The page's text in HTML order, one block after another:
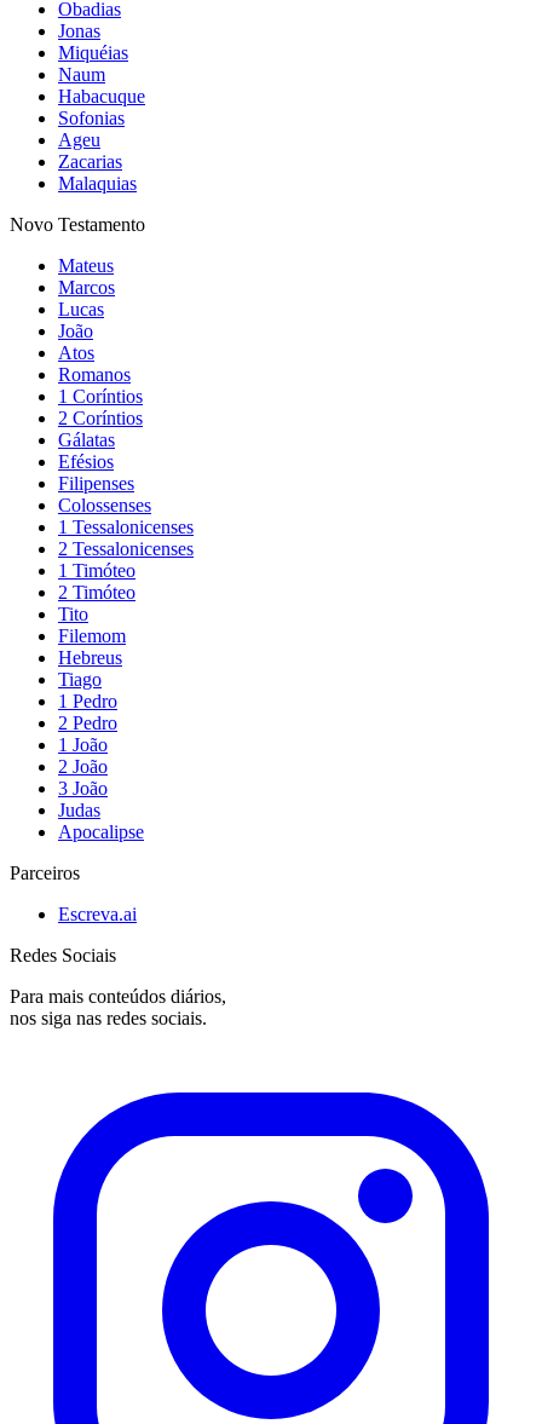
Obadias
Jonas
Miquéias
Naum
Habacuque
Sofonias
Ageu
Zacarias
Malaquias
Novo Testamento
Mateus
Marcos
Lucas
João
Atos
Romanos
1 Coríntios
2 Coríntios
Gálatas
Efésios
Filipenses
Colossenses
1 Tessalonicenses
2 Tessalonicenses
1 Timóteo
2 Timóteo
Tito
Filemom
Hebreus
Tiago
1 Pedro
2 Pedro
1 João
2 João
3 João
Judas
Apocalipse
Parceiros
Escreva.ai
Redes Sociais
Para mais conteúdos diários,
nos siga nas redes sociais.